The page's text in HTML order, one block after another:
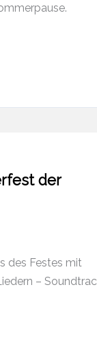
der
des Festes mit
–